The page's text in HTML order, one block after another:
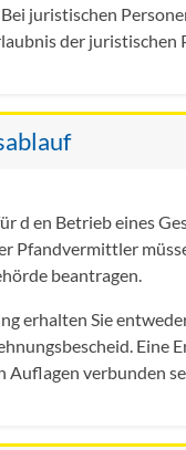
juristischen
der juristischen
d en Betrieb eines
Pfandvermittler
beantragen.
erhalten Sie
Eine
Auflagen verbunden